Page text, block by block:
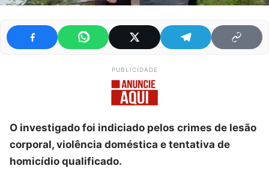
PUBLICIDADE
O investigado foi indiciado pelos crimes de lesão
corporal, violência doméstica e tentativa de
homicídio qualificado.